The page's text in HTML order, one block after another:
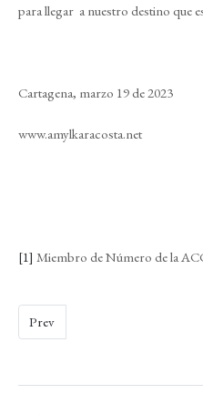
para llegar a nuestro destino que
Cartagena, marzo 19 de 2023
www.amylkaracosta.net
[1] Miembro de Número de la
Prev